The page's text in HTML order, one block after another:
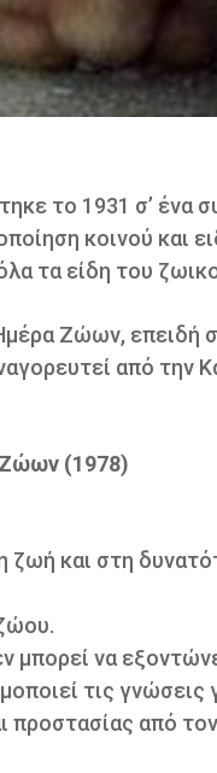
το 1931 σ’ ένα
κοινού και
τα είδη του
Ζώων, επειδή
από την
(1978)
ζωή και στη
να
τις
προστασίας από